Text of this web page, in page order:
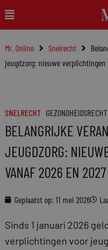
naar
inhoud
Main
Menu
Mr. Online Snelrecht
jeugdzorg: nieuwe verplichtingen
SNELRECHT GEZONDHEIDSRECHT
BELANGRIJKE
JEUGDZORG:
VANAF 2026 EN 2027
Geplaatst op: 11 mei 2026
Sinds 1 januari 2026
verplichtingen voor